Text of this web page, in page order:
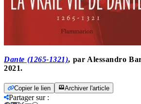
Dante (1265-1321), par Alessandro
2021.
Copier le lien Archiver l'article
Partager sur: